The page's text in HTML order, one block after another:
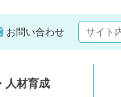
お問い合わせ
人材育成